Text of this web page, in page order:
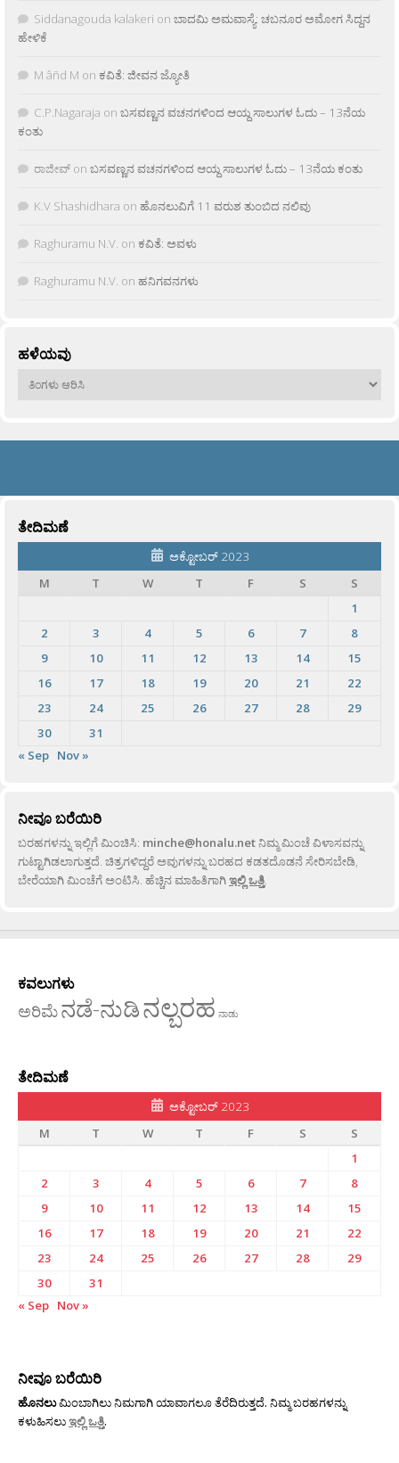
Siddanagouda kalakeri on ಬಾದಮಿ ಅಮವಾಸ್ಯೆ: ಚಬನೂರ ಅಮೋಗ ಸಿದ್ದನ
ಹೇಳಿಕೆ
M âñd M on ಕವಿತೆ: ಜೀವನ ಜ್ಯೋತಿ
C.P.Nagaraja on ಬಸವಣ್ಣನ ವಚನಗಳಿಂದ ಆಯ್ದ ಸಾಲುಗಳ ಓದು – 13ನೆಯ
ಕಂತು
ರಾಜೀವ್ on ಬಸವಣ್ಣನ ವಚನಗಳಿಂದ ಆಯ್ದ ಸಾಲುಗಳ ಓದು – 13ನೆಯ ಕಂತು
K.V Shashidhara on ಹೊನಲುವಿಗೆ 11 ವರುಶ ತುಂಬಿದ ನಲಿವು
Raghuramu N.V. on ಕವಿತೆ: ಅವಳು
Raghuramu N.V. on ಹನಿಗವನಗಳು
ಹಳೆಯವು
ಹಳೆಯವು
ತೇದಿಮಣೆ
ಅಕ್ಟೋಬರ್ 2023
M
T W T F S
S
1
2
3 4 5 6 7
8
9
10 11 12 13 14
15
16
17 18 19 20 21
22
23
24 25 26 27 28
29
30
31
« Sep Nov »
ನೀವೂ ಬರೆಯಿರಿ
ಬರಹಗಳನ್ನು ಇಲ್ಲಿಗೆ ಮಿಂಚಿಸಿ: minche@honalu.netನಿಮ್ಮ ಮಿಂಚೆ ವಿಳಾಸವನ್ನು
ಗುಟ್ಟಾಗಿಡಲಾಗುತ್ತದೆ. ಚಿತ್ರಗಳಿದ್ದರೆ ಅವುಗಳನ್ನು ಬರಹದ ಕಡತದೊಡನೆ ಸೇರಿಸಬೇಡಿ,
ಬೇರೆಯಾಗಿ ಮಿಂಚೆಗೆ ಅಂಟಿಸಿ. ಹೆಚ್ಚಿನ ಮಾಹಿತಿಗಾಗಿಇಲ್ಲಿ ಒತ್ತಿ.
ಕವಲುಗಳು
ಅರಿಮೆನಡೆ-ನುಡಿನಲ್ಬರಹ ನಾಡು
ತೇದಿಮಣೆ
ಅಕ್ಟೋಬರ್ 2023
M
T W T F S
S
1
2
3 4 5 6 7
8
9
10 11 12 13 14
15
16
17 18 19 20 21
22
23
24 25 26 27 28
29
30
31
« Sep Nov »
ನೀವೂ ಬರೆಯಿರಿ
ಹೊನಲುಮಿಂಬಾಗಿಲು ನಿಮಗಾಗಿ ಯಾವಾಗಲೂ ತೆರೆದಿರುತ್ತದೆ. ನಿಮ್ಮ ಬರಹಗಳನ್ನು
ಕಳುಹಿಸಲುಇಲ್ಲಿ ಒತ್ತಿ.